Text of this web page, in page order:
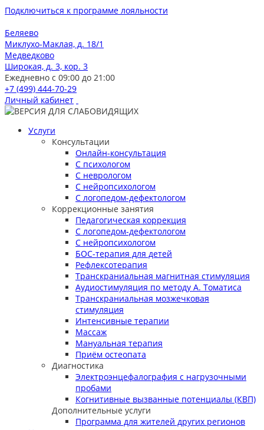
Подключиться к программе лояльности
Беляево
Миклухо-Маклая, д. 18/1
Медведково
Широкая, д. 3, кор. 3
Ежедневно с 09:00 до 21:00
+7 (499) 444-70-29
Личный кабинет
Услуги
Консультации
Онлайн-консультация
С психологом
С неврологом
С нейропсихологом
С логопедом-дефектологом
Коррекционные занятия
Педагогическая коррекция
С логопедом-дефектологом
С нейропсихологом
БОС-терапия для детей
Рефлексотерапия
Транскраниальная магнитная стимуляция
Аудиостимуляция по методу А. Томатиса
Транскраниальная мозжечковая
стимуляция
Интенсивные терапии
Массаж
Мануальная терапия
Приём остеопата
Диагностика
Электроэнцефалография с нагрузочными
пробами
Когнитивные вызванные потенциалы (КВП)
Дополнительные услуги
Программа для жителей других регионов